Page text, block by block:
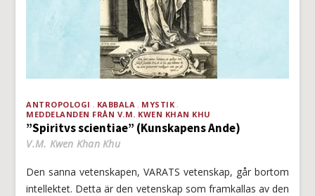
ANTROPOLOGI KABBALA
MYSTIK
MEDDELANDEN FRÅN V.M. KWEN KHAN KHU
”Spiritvs scientiae” (Kunskapens Ande)
V.M. Kwen Khan Khu
Den sanna vetenskapen, VARATS vetenskap, går bortom
intellektet. Detta är den vetenskap som framkallas av den